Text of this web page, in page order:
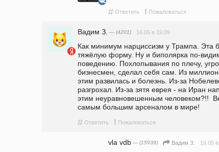
# Ответить ! Пожаловаться
Вадим З. — (4201) 16.05 в 19:09
Как минимум нарциссизм у Трампа. Эта
тяжёлую форму. Ну и биполярка по-
поведению. Похлопывания по плечу,
бизнесмен, сделал себя сам. Из
этим развилась и болезнь. Из-за
разгрохал. Из-за зятя еврея - на Иран
этим неуравновешенным человеком?!!
самым большим арсеналом в мире!
# Ответить ! Пожаловаться
vla vdb — (15939) Вадим З. 16.05